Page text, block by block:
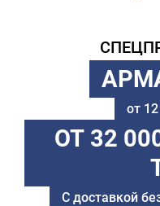
от
ОТ 32
С доставкой